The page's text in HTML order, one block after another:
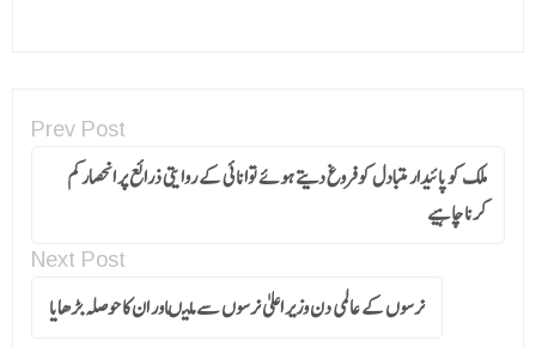
Prev Post
ملک کو پائیدار متبادل کو فروغ دیتے ہوئے توانائی کے روایتی ذرائع پر انحصار کم
کرنا چاہیے
Next Post
نرسوں کے عالمی دن وزیر اعلیٰ نرسوں سے ملیںاور ان کا حوصلہ بڑھایا